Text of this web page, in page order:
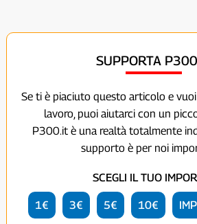
SUPPORTA
Se ti è piaciuto questo articolo e
lavoro, puoi aiutarci con un
P300.it è una realtà totalmente
supporto è per noi
SCEGLI IL TUO
1€ 3€ 5€ 10€